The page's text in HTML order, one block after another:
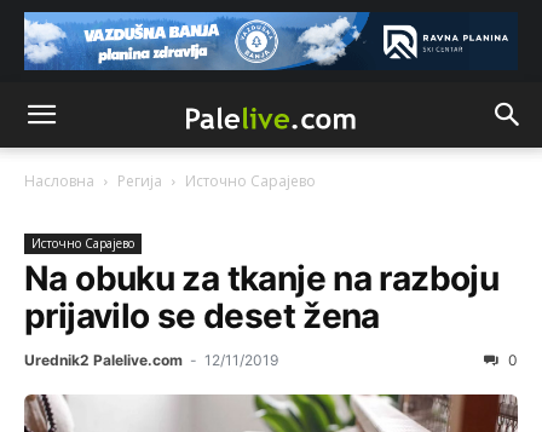
Насловна Регија Источно Сарајево
Источно Сарајево
Na obuku za tkanje na razboju
prijavilo se deset žena
Urednik2 Palelive.com - 12/11/2019 0